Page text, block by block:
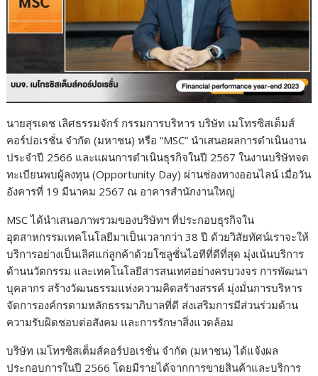
นายสุรเดช เลิศธรรมจักร์ กรรมการบริหาร บริษัท เมโทรซิสเต็มส์
คอร์ปอเรชั่น จำกัด (มหาชน) หรือ “MSC” นำเสนอผลการดำเนินงาน
ประจำปี 2566 และแผนการดำเนินธุรกิจในปี 2567 ในงานบริษัทจด
ทะเบียนพบผู้ลงทุน (Opportunity Day) ผ่านช่องทางออนไลน์ เมื่อวัน
อังคารที่ 19 มีนาคม 2567 ณ อาคารสำนักงานใหญ่
MSC ได้นำเสนอภาพรวมของบริษัทฯ ที่ประกอบธุรกิจใน
อุตสาหกรรมเทคโนโลยีมาเป็นเวลากว่า 38 ปี ด้วยวิสัยทัศน์เราจะให้
บริการอย่างเป็นเลิศแก่ลูกค้าด้วยโซลูชั่นไอทีที่ดีที่สุด มุ่งเน้นบริการ
ด้านนวัตกรรม และเทคโนโลยีสารสนเทศอย่างครบวงจร การพัฒนา
บุคลากร สร้างวัฒนธรรมแห่งความคิดสร้างสรรค์ มุ่งมั่นการบริหาร
จัดการองค์กรตามหลักธรรมาภิบาลที่ดี ส่งเสริมการมีส่วนร่วมด้าน
ความรับผิดชอบต่อสังคม และการรักษาสิ่งแวดล้อม
บริษัท เมโทรซิสเต็มส์คอร์ปอเรชั่น จำกัด (มหาชน) ได้แจ้งผล
ประกอบการในปี 2566 โดยมีรายได้จากการขายสินค้าและบริการ